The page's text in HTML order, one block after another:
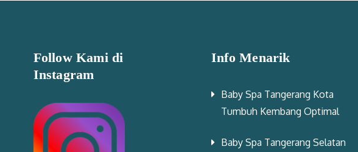
Follow Kami di
Instagram
Info Menarik
Baby Spa Tangerang Kota
Tumbuh Kembang Optimal
Baby Spa Tangerang Selatan